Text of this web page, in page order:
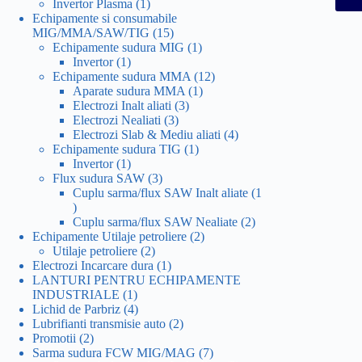
Invertor Plasma 11
produs
Echipamente si consumabile
MIG/MMA/SAW/TIG
1515
produse
Echipamente sudura MIG 11
Invertor 11
produs
Echipamente sudura MMA 1212
Aparate sudura MMA 11
Electrozi Inalt aliati 33
Electrozi Nealiati 33
produse
Electrozi Slab & Mediu aliati 44
Echipamente sudura TIG 11
Invertor 11
produs
Flux sudura SAW 33
produse
Cuplu sarma/flux SAW Inalt aliate 1
1
produs
Cuplu sarma/flux SAW Nealiate 22
Echipamente Utilaje petroliere 22
Utilaje petroliere 22
produse
Electrozi Incarcare dura 11
produs
LANTURI PENTRU ECHIPAMENTE
INDUSTRIALE
11
produs
Lichid de Parbriz 44
produse
Lubrifianti transmisie auto 22
Promotii 22
produse
Sarma sudura FCW MIG/MAG 77